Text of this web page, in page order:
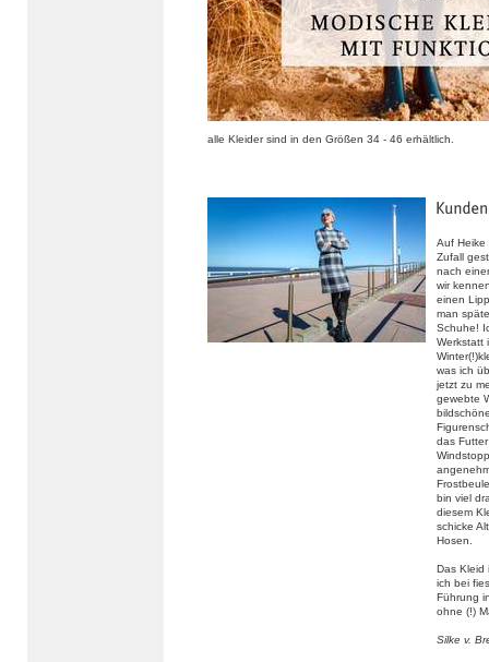
alle Kleider sind in den Größen 34 - 46 erhältlich.
Auf Heike
Zufall
nach
wir
einen
man
Schuhe!
Werkstatt
was ich
jetzt zu
gewebte
das
bin viel
diesem
schicke
Hosen.
Das Kleid
ich bei
Führung
ohne (!)
Silke v.